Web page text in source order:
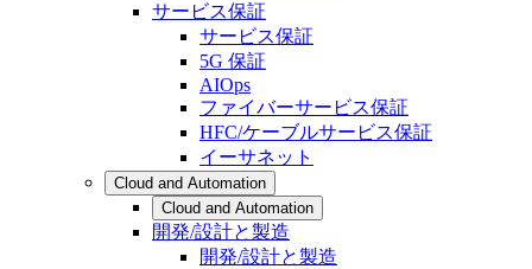
サービス保証
サービス保証
5G 保証
AIOps
ファイバーサービス保証
HFC/ケーブルサービス保証
イーサネット
Cloud and Automation
Cloud and Automation
開発/設計と製造
開発/設計と製造